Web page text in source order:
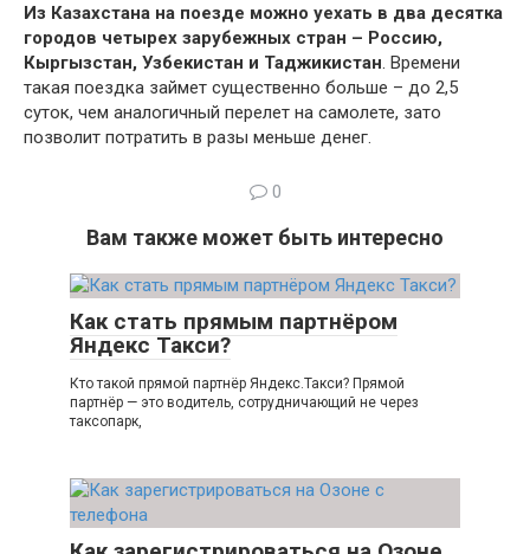
Из Казахстана на поезде можно уехать в два десятка
городов четырех зарубежных стран – Россию,
Кыргызстан, Узбекистан и Таджикистан. Времени
такая поездка займет существенно больше – до 2,5
суток, чем аналогичный перелет на самолете, зато
позволит потратить в разы меньше денег.
0
Вам также может быть интересно
Как стать прямым партнёром
Яндекс Такси?
Кто такой прямой партнёр Яндекс.Такси? Прямой
партнёр — это водитель, сотрудничающий не через
таксопарк,